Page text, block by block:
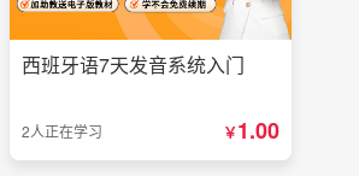
西班牙语7天发音系统入门
2人正在学习 ￥1.00